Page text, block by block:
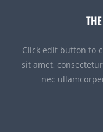
Click edit button to
sit amet,
nec